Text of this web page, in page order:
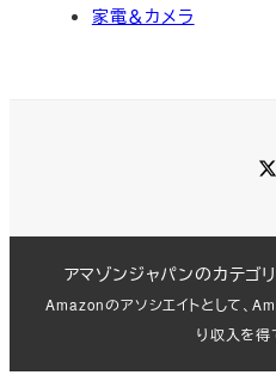
家電＆カメラ
アマゾンジャパンのカテ
Amazonのアソシエイトとして、
り収入を得